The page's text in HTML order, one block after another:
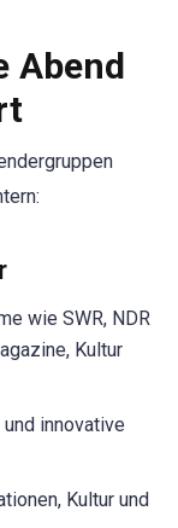
Abend
wie SWR, NDR
Kultur
innovative
Kultur und